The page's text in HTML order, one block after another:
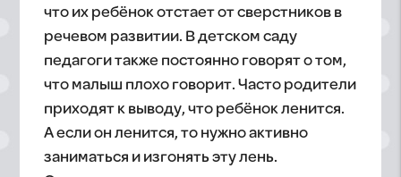
что их ребёнок отстает от сверстников в
речевом развитии. В детском саду
педагоги также постоянно говорят о том,
что малыш плохо говорит. Часто родители
приходят к выводу, что ребёнок ленится.
А если он ленится, то нужно активно
заниматься и изгонять эту лень.